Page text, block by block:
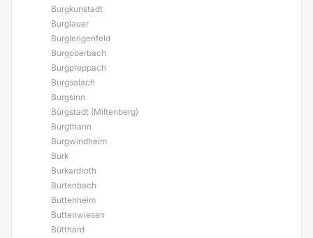
Burgkunstadt
Burglauer
Burglengenfeld
Burgoberbach
Burgpreppach
Burgsalach
Burgsinn
Bürgstadt (Miltenberg)
Burgthann
Burgwindheim
Burk
Burkardroth
Burtenbach
Buttenheim
Buttenwiesen
Bütthard